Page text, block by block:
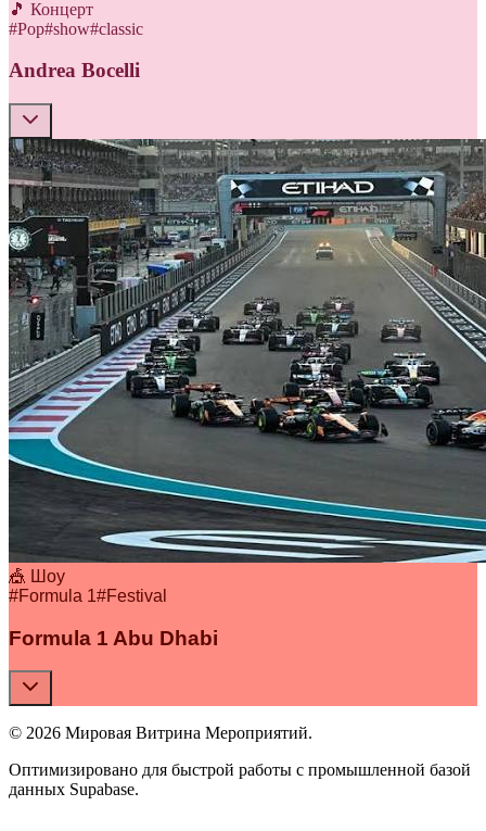
🎵 Концерт
#Pop#show#classic
Andrea Bocelli
🎪 Шоу
#Formula 1#Festival
Formula 1 Abu Dhabi
© 2026 Мировая Витрина Мероприятий.
Оптимизировано для быстрой работы с промышленной базой
данных Supabase.